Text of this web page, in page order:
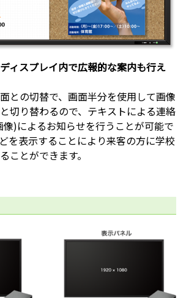
ィスプレイ内で広報的な案内も行え
との切替で、画面半分を使用して画像
切り替わるので、テキストによる連絡
)によるお知らせを行うことが可能で
を表示することにより来客の方に学校
ことができます。